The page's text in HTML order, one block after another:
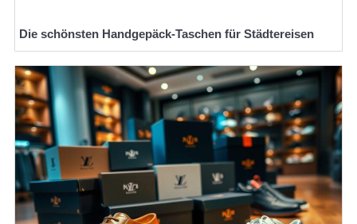
Die schönsten Handgepäck-Taschen für Städtereisen